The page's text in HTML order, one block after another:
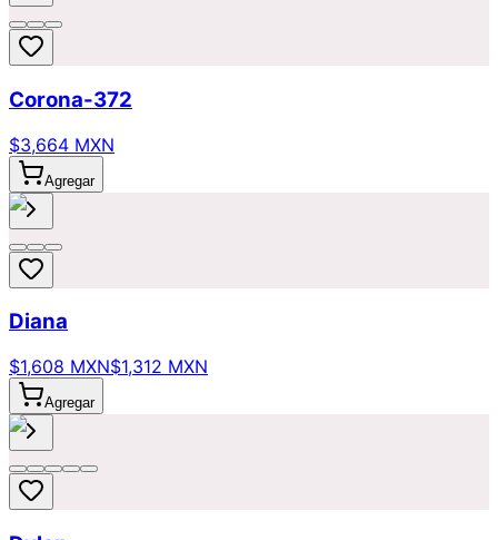
Corona-372
$3,664 MXN
Agregar
Diana
$1,608 MXN$1,312 MXN
Agregar